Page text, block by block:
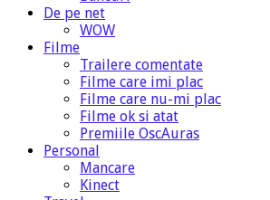
De pe net
WOW
Filme
Trailere comentate
Filme care imi plac
Filme care nu-mi plac
Filme ok si atat
Premiile OscAuras
Personal
Mancare
Kinect